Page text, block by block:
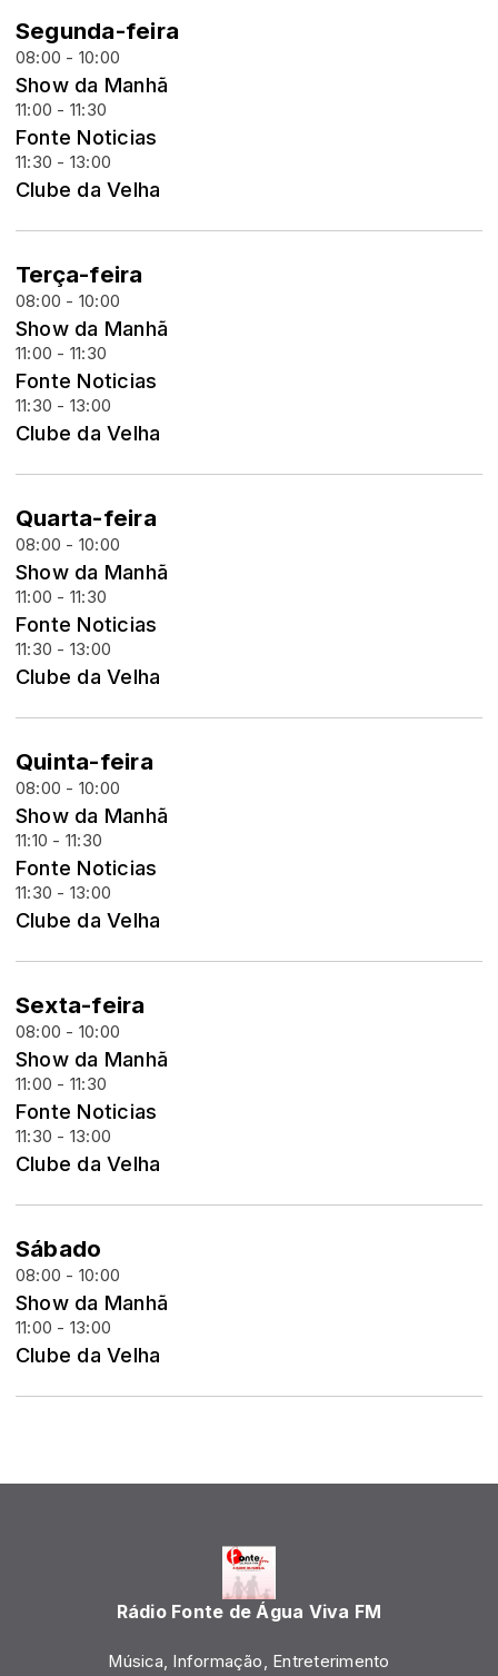
Segunda-feira
08:00 - 10:00
Show da Manhã
11:00 - 11:30
Fonte Noticias
11:30 - 13:00
Clube da Velha
Terça-feira
08:00 - 10:00
Show da Manhã
11:00 - 11:30
Fonte Noticias
11:30 - 13:00
Clube da Velha
Quarta-feira
08:00 - 10:00
Show da Manhã
11:00 - 11:30
Fonte Noticias
11:30 - 13:00
Clube da Velha
Quinta-feira
08:00 - 10:00
Show da Manhã
11:10 - 11:30
Fonte Noticias
11:30 - 13:00
Clube da Velha
Sexta-feira
08:00 - 10:00
Show da Manhã
11:00 - 11:30
Fonte Noticias
11:30 - 13:00
Clube da Velha
Sábado
08:00 - 10:00
Show da Manhã
11:00 - 13:00
Clube da Velha
Rádio Fonte de Água Viva FM
Música, Informação, Entreterimento